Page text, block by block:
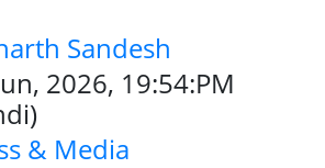
Sandesh
2026, 19:54:PM
)
& Media